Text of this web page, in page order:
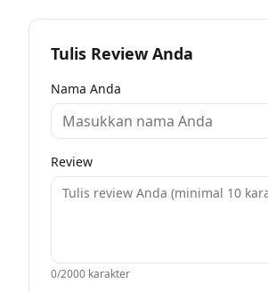
Tulis Review Anda
Nama Anda
Review
0/2000 karakter